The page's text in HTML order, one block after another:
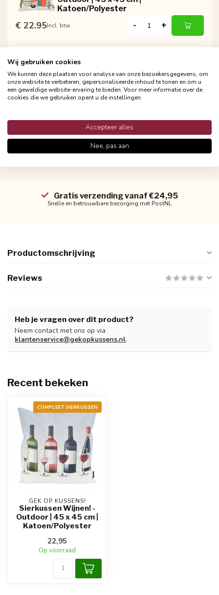
Katoen/Polyester
€ 22.95Incl. btw - +
GEK OP KUSSENS!
Sierkussen Gin Tonic - Outdoor | 45 x
45 cm | Katoen/Polyester
-
Gratis verzending vanaf €24,95
Snelle en betrouwbare bezorging met PostNL
Productomschrijving
Reviews
Heb je vragen over dit product?
Neem contact met ons op via
klantenservice@gekopkussens.nl.
Recent bekeken
COMPLEET SIERKUSSEN
GEK OP KUSSENS!
Sierkussen Wijnen! -
Outdoor | 45 x 45 cm |
Katoen/Polyester
22,95
Op voorraad
Wij gebruiken cookies
We kunnen deze plaatsen voor analyse van onze bezoekersgegevens, om
onze website te verbeteren, gepersonaliseerde inhoud te tonen en om u
een geweldige website-ervaring te bieden. Voor meer informatie over de
cookies die we gebruiken opent u de instellingen.
Accepteer alles
Nee, pas aan